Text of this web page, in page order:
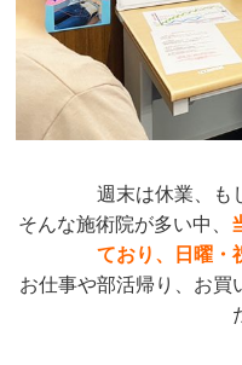
週末は休業、も
そんな施術院が多い中、
ており、日曜・
お仕事や部活帰り、お買